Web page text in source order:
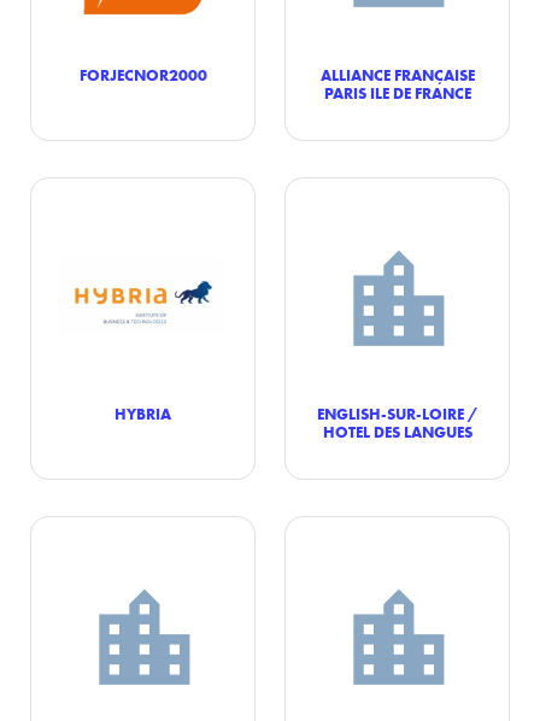
FORJECNOR2000
ALLIANCE FRANÇAISE
PARIS ILE DE FRANCE
HYBRIA
ENGLISH-SUR-LOIRE /
HOTEL DES LANGUES